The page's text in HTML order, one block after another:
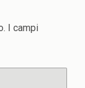
I campi